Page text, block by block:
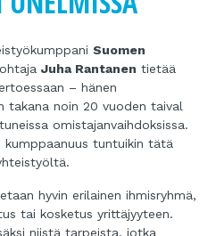
Suomen
Juha Rantanen tietää
– hänen
takana noin 20 vuoden taival
omistajanvaihdoksissa.
kumppaanuus tuntuikin tätä
hyvin erilainen ihmisryhmä,
tai kosketus yrittäjyyteen.
niistä tarpeista, jotka